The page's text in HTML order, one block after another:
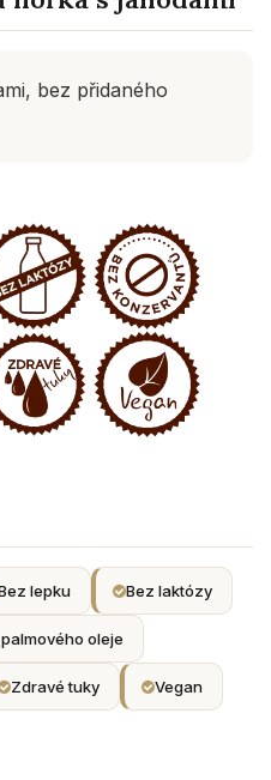
bez přidaného
lepku Bez laktózy
oleje
Zdravé tuky Vegan